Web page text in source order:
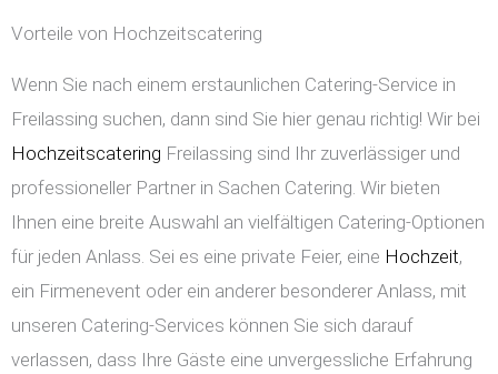
Vorteile von Hochzeitscatering
Wenn Sie nach einem erstaunlichen Catering-Service in
Freilassing suchen, dann sind Sie hier genau richtig! Wir bei
Hochzeitscatering Freilassing sind Ihr zuverlässiger und
professioneller Partner in Sachen Catering. Wir bieten
Ihnen eine breite Auswahl an vielfältigen Catering-Optionen
für jeden Anlass. Sei es eine private Feier, eine Hochzeit,
ein Firmenevent oder ein anderer besonderer Anlass, mit
unseren Catering-Services können Sie sich darauf
verlassen, dass Ihre Gäste eine unvergessliche Erfahrung